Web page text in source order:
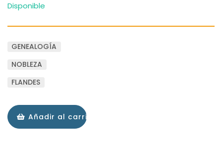
Disponible
GENEALOGÍA
NOBLEZA
FLANDES
Añadir al carrito